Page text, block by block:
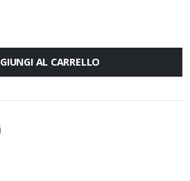
AL CARRELLO